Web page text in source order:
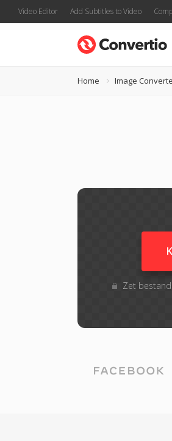
Video Editor Add Subtitles to Video
Home Image
Zet